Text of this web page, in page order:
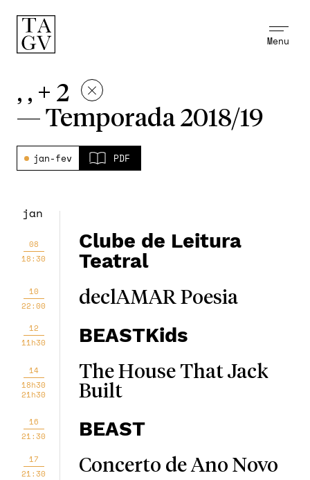
Menu
, , + 2
— Temporada 2018/19
jan-fev PDF
jan
08
18:30
Clube de Leitura
Teatral
10
22:00
declAMAR Poesia
12
11h30
BEASTKids
14
18h30
21h30
The House That Jack
Built
16
21:30
BEAST
17
21:30
Concerto de Ano Novo